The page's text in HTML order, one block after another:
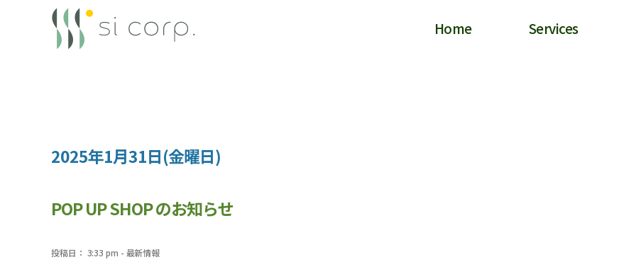
Home Services
2025年1月31日(金曜日)
POP UP SHOP のお知らせ
投稿日： 3:33 pm - 最新情報